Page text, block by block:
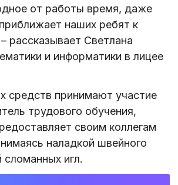
от работы время, даже
наших ребят к
рассказывает Светлана
и информатики в лицее
средств принимают участие
трудового обучения,
своим коллегам
наладкой швейного
игл.